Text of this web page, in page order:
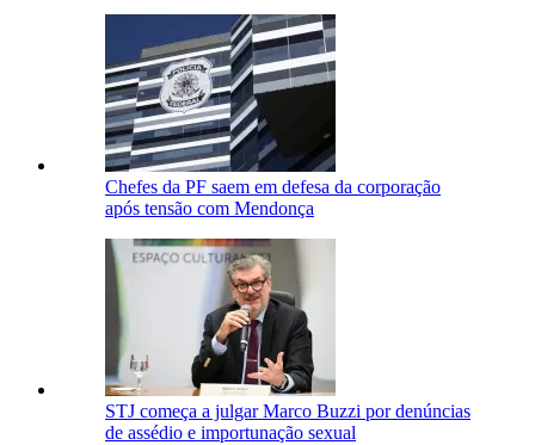
Chefes da PF saem em defesa da corporação
após tensão com Mendonça
STJ começa a julgar Marco Buzzi por denúncias
de assédio e importunação sexual